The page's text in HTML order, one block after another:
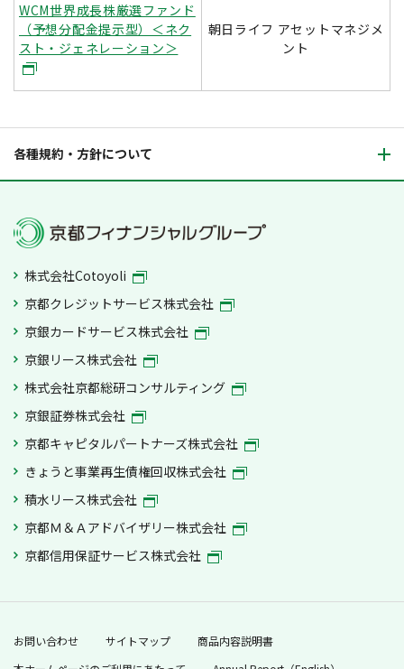
WCM世界成長株厳選ファンド
（予想分配金提示型）＜ネク
スト・ジェネレーション＞
朝日ライフ アセットマネジメ
ント
各種規約・方針について
株式会社Cotoyoli
京都クレジットサービス株式会社
京銀カードサービス株式会社
京銀リース株式会社
株式会社京都総研コンサルティング
京銀証券株式会社
京都キャピタルパートナーズ株式会社
きょうと事業再生債権回収株式会社
積水リース株式会社
京都Ｍ＆Ａアドバイザリー株式会社
京都信用保証サービス株式会社
お問い合わせ サイトマップ
商品内容説明書